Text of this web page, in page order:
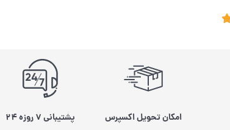
امکان تحویل اکسپرس
پشتیبانی ۷ روزه ۲۴